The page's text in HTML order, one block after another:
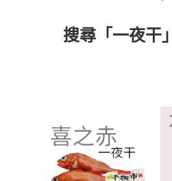
搜尋「一夜干